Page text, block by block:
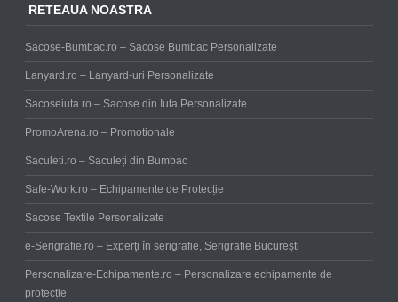
RETEAUA NOASTRA
Sacose-Bumbac.ro – Sacose Bumbac Personalizate
Lanyard.ro – Lanyard-uri Personalizate
Sacoseiuta.ro – Sacose din Iuta Personalizate
PromoArena.ro – Promotionale
Saculeti.ro – Saculeți din Bumbac
Safe-Work.ro – Echipamente de Protecție
Sacose Textile Personalizate
e-Serigrafie.ro – Experți în serigrafie, Serigrafie București
Personalizare-Echipamente.ro – Personalizare echipamente de
protecție